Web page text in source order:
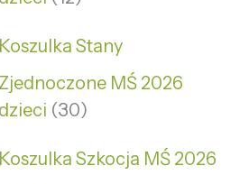
Koszulka Stany
Zjednoczone MŚ 2026
dzieci 30
Koszulka Szkocja MŚ 2026